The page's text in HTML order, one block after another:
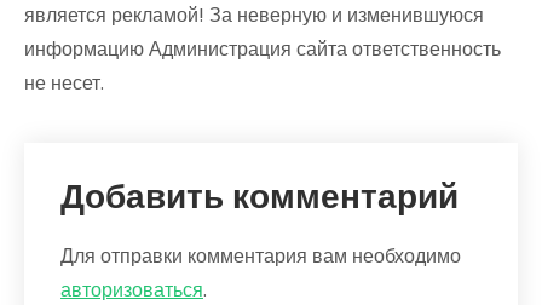
является рекламой! За неверную и изменившуюся
информацию Администрация сайта ответственность
не несет.
Добавить комментарий
Для отправки комментария вам необходимо
авторизоваться.